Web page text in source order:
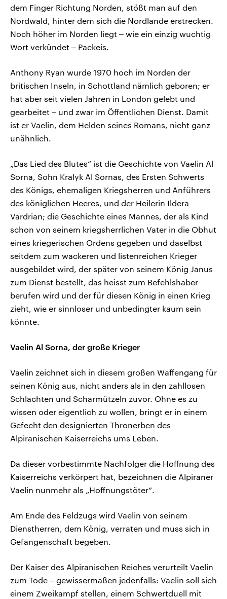
dem Finger Richtung Norden, stößt man auf den
Nordwald, hinter dem sich die Nordlande erstrecken.
Noch höher im Norden liegt ‒ wie ein einzig wuchtig
Wort verkündet ‒ Packeis.
Anthony Ryan wurde 1970 hoch im Norden der
britischen Inseln, in Schottland nämlich geboren; er
hat aber seit vielen Jahren in London gelebt und
gearbeitet ‒ und zwar im Öffentlichen Dienst. Damit
ist er Vaelin, dem Helden seines Romans, nicht ganz
unähnlich.
„Das Lied des Blutes“ ist die Geschichte von Vaelin Al
Sorna, Sohn Kralyk Al Sornas, des Ersten Schwerts
des Königs, ehemaligen Kriegsherren und Anführers
des königlichen Heeres, und der Heilerin Ildera
Vardrian; die Geschichte eines Mannes, der als Kind
schon von seinem kriegsherrlichen Vater in die Obhut
eines kriegerischen Ordens gegeben und daselbst
seitdem zum wackeren und listenreichen Krieger
ausgebildet wird, der später von seinem König Janus
zum Dienst bestellt, das heisst zum Befehlshaber
berufen wird und der für diesen König in einen Krieg
zieht, wie er sinnloser und unbedingter kaum sein
könnte.
Vaelin Al Sorna, der große Krieger
Vaelin zeichnet sich in diesem großen Waffengang für
seinen König aus, nicht anders als in den zahllosen
Schlachten und Scharmützeln zuvor. Ohne es zu
wissen oder eigentlich zu wollen, bringt er in einem
Gefecht den designierten Thronerben des
Alpiranischen Kaiserreichs ums Leben.
Da dieser vorbestimmte Nachfolger die Hoffnung des
Kaiserreichs verkörpert hat, bezeichnen die Alpiraner
Vaelin nunmehr als „Hoffnungstöter“.
Am Ende des Feldzugs wird Vaelin von seinem
Dienstherren, dem König, verraten und muss sich in
Gefangenschaft begeben.
Der Kaiser des Alpiranischen Reiches verurteilt Vaelin
zum Tode ‒ gewissermaßen jedenfalls: Vaelin soll sich
einem Zweikampf stellen, einem Schwertduell mit